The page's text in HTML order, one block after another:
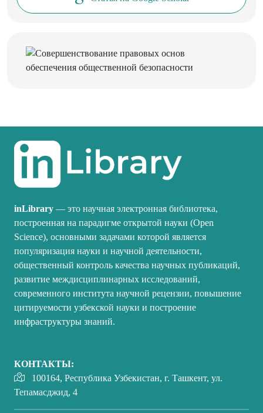
inLibrary — это научная электронная библиотека,
построенная на парадигме открытой науки (Open
Science), основными задачами которой является
популяризация науки и научной деятельности,
общественный контроль качества научных публикаций,
развитие междисциплинарных исследований,
современного института научной рецензии, повышение
цитируемости узбекской науки и построение
инфраструктуры знаний.
КОНТАКТЫ:
100164, Республика Узбекистан, г. Ташкент, ул.
Тепамасджид, 4